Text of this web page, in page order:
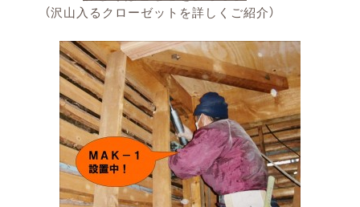
（沢山入るクローゼットを詳しくご紹介）